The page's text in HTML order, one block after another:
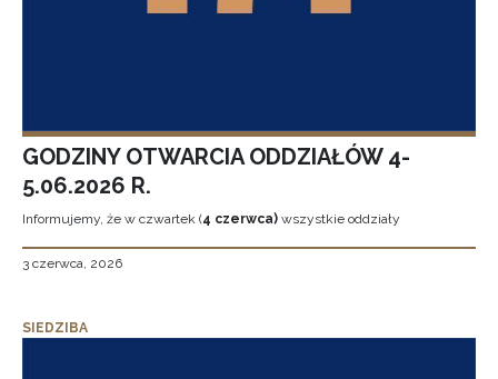
GODZINY OTWARCIA ODDZIAŁÓW 4-
5.06.2026 R.
Informujemy, że w czwartek (4 czerwca) wszystkie oddziały
3 czerwca, 2026
SIEDZIBA